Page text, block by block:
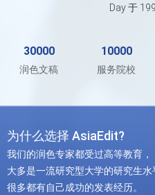
Day 于
30000
润色文稿
10000
服务院校
为什么选择 AsiaEdit?
我们的润色专家都受过高等教育，
大多是一流研究型大学的研究生水
很多都有自己成功的发表经历。